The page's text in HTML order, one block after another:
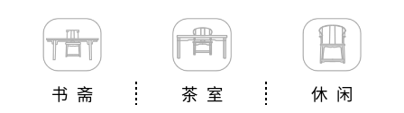
书 斋 茶 室 休 闲